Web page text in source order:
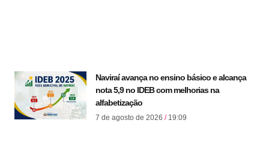
Naviraí avança no ensino básico e alcança
nota 5,9 no IDEB com melhorias na
alfabetização
7 de agosto de 2026 19:09